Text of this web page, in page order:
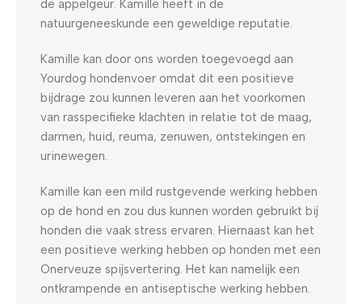
de appelgeur. Kamille heeft in de
natuurgeneeskunde een geweldige reputatie.
Kamille kan door ons worden toegevoegd aan
Yourdog hondenvoer omdat dit een positieve
bijdrage zou kunnen leveren aan het voorkomen
van rasspecifieke klachten in relatie tot de maag,
darmen, huid, reuma, zenuwen, ontstekingen en
urinewegen.
Kamille kan een mild rustgevende werking hebben
op de hond en zou dus kunnen worden gebruikt bij
honden die vaak stress ervaren. Hiernaast kan het
een positieve werking hebben op honden met een
Onerveuze spijsvertering. Het kan namelijk een
ontkrampende en antiseptische werking hebben.